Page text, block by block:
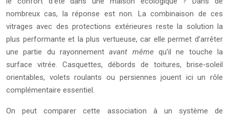
nombreux cas, la réponse est non. La combinaison de ces
vitrages avec des protections extérieures reste la solution la
plus performante et la plus vertueuse, car elle permet d’arrêter
une partie du rayonnementavant même qu’il ne touche la
surface vitrée. Casquettes, débords de toitures, brise‑soleil
orientables, volets roulants ou persiennes jouent ici un rôle
complémentaire essentiel.
On peut comparer cette association à un système de